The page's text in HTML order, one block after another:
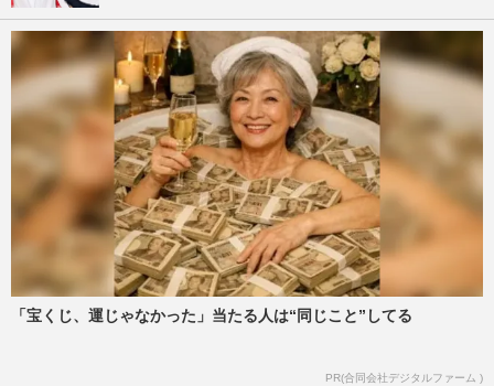
「宝くじ、運じゃなかった」当たる人は“同じこと”してる
PR(合同会社デジタルファーム )